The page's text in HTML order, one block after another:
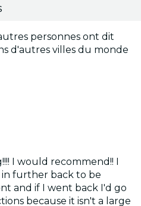
personnes ont dit
d'autres villes du monde
I would recommend!! I
further back to be
and if I went back I'd go
because it isn't a large